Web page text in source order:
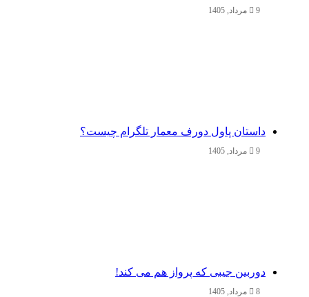
9 مرداد, 1405
داستان پاول دورف معمار تلگرام چیست؟
9 مرداد, 1405
دوربین جیبی که پرواز هم می‌ کند!
8 مرداد, 1405